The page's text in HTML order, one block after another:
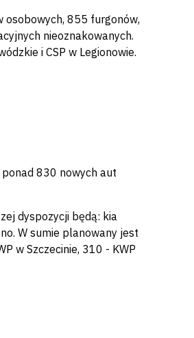
osobowych, 855 furgonów,
nieoznakowanych.
i CSP w Legionowie.
830 nowych aut
dyspozycji będą: kia
W sumie planowany jest
w Szczecinie, 310 - KWP